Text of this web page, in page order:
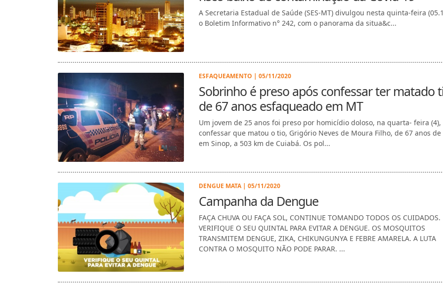
A Secretaria Estadual de Saúde (SES-MT) divulgou nesta quinta-feira
o Boletim Informativo n° 242, com o panorama da situa&c...
Sobrinho é preso após confessar ter matado
de 67 anos esfaqueado em MT
Um jovem de 25 anos foi preso por homicídio doloso, na quarta- feira (4),
confessar que matou o tio, Grigório Neves de Moura Filho, de 67 anos de
em Sinop, a 503 km de Cuiabá. Os pol...
Campanha da Dengue
VERIFIQUE O SEU QUINTAL PARA EVITAR A DENGUE. OS MOSQUITOS
TRANSMITEM DENGUE, ZIKA, CHIKUNGUNYA E FEBRE AMARELA. A LUTA
CONTRA O MOSQUITO NÃO PODE PARAR. ...